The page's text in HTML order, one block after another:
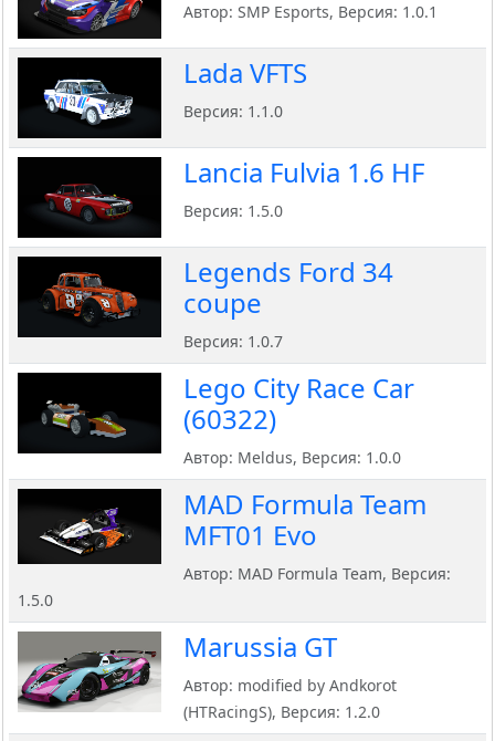
Автор: SMP Esports, Версия: 1.0.1
Lada VFTS
Версия: 1.1.0
Lancia Fulvia 1.6 HF
Версия: 1.5.0
Legends Ford 34
coupe
Версия: 1.0.7
Lego City Race Car
(60322)
Автор: Meldus, Версия: 1.0.0
MAD Formula Team
MFT01 Evo
Автор: MAD Formula Team, Версия:
1.5.0
Marussia GT
Автор: modified by Andkorot
(HTRacingS), Версия: 1.2.0